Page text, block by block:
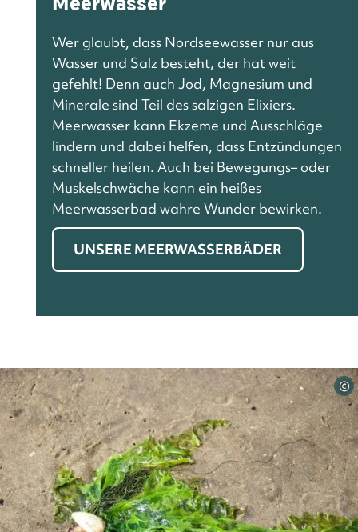
Wer glaubt, dass Nordseewasser nur aus
Wasser und Salz besteht, der hat weit
gefehlt! Denn auch Jod, Magnesium und
Minerale sind Teil des salzigen Elixiers.
Meerwasser kann Ekzeme und Ausschläge
lindern und dabei helfen, dass Entzündungen
schneller heilen. Auch bei Bewegungs– oder
Muskelschwäche kann ein heißes
Meerwasserbad wahre Wunder bewirken.
UNSERE MEERWASSERBÄDER
©